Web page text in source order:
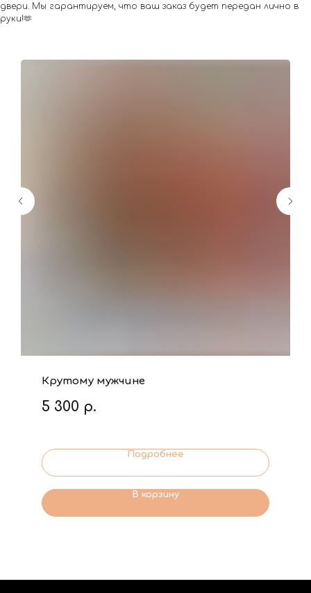
двери. Мы гарантируем, что ваш заказ будет передан лично в
руки!🫶
Крутому мужчине
5 300 р.
Подробнее
В корзину